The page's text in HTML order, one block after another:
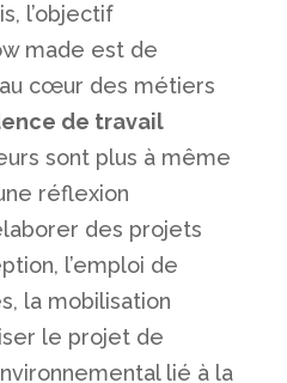
l’objectif
made est de
cœur des métiers
de travail
sont plus à même
réflexion
des projets
l’emploi de
la mobilisation
le projet de
lié à la